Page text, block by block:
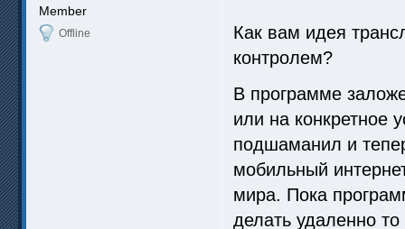
Member
Offline
Как вам идея
контролем?
В программе
или на конкретное
подшаманил и
мобильный
мира. Пока
делать удаленно